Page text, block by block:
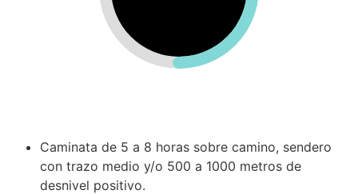
Caminata de 5 a 8 horas sobre camino, sendero
con trazo medio y/o 500 a 1000 metros de
desnivel positivo.